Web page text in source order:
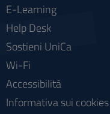
E-Learning
Help Desk
Sostieni UniCa
Wi-Fi
Accessibilità
Informativa sui cookies